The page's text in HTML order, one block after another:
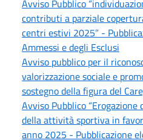
Avviso Pubblico
contributi a parziale
centri estivi 2025” -
Ammessi e degli Esclusi
Avviso pubblico per il
valorizzazione sociale e
sostegno della figura del
Avviso Pubblico
della attività sportiva in
anno 2025 - Pubblicazione